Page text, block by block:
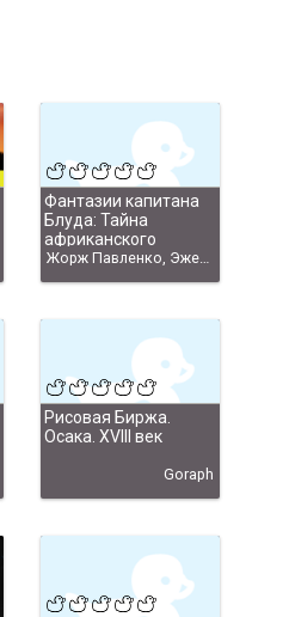
Фантазии капитана
Блуда: Тайна
африканского
бумеранга
Жорж Павленко, Эжен Бычков, Даниэль Мазаев
Рисовая Биржа.
Осака. XVIII век
Goraph